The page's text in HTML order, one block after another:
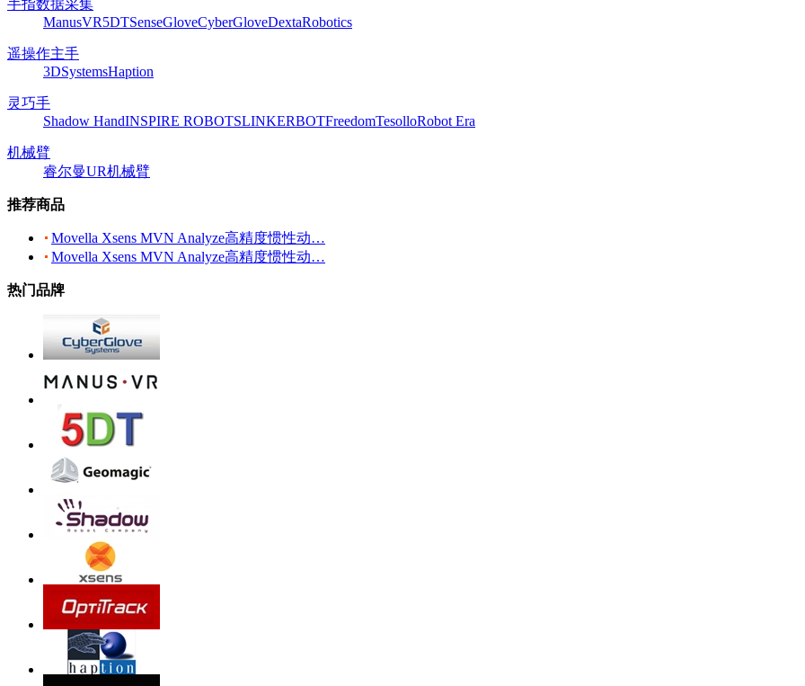
手指数据采集
ManusVR5DTSenseGloveCyberGloveDextaRobotics
遥操作主手
3DSystemsHaption
灵巧手
Shadow HandINSPIRE ROBOTSLINKERBOTFreedomTesolloRobot Era
机械臂
睿尔曼UR机械臂
推荐商品
Movella Xsens MVN Analyze高精度惯性动…
Movella Xsens MVN Analyze高精度惯性动…
热门品牌